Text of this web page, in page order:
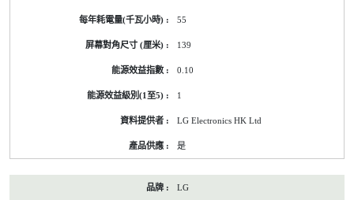
55
139
0.10
1
LG Electronics HK Ltd
是
LG